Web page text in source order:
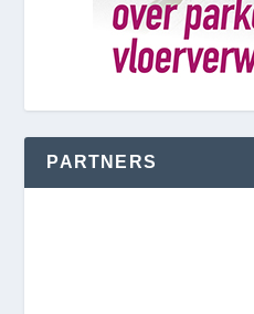
PARTNERS